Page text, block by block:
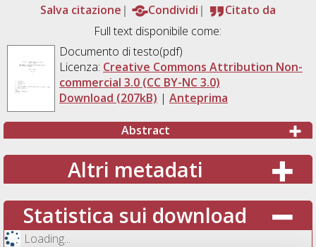
Salva citazione
Condividi
Citato da
Full text disponibile come:
Documento di testo(pdf)
Licenza: Creative Commons Attribution Non-
commercial 3.0 (CC BY-NC 3.0)
Download (207kB) | Anteprima
Abstract
Altri metadati
Statistica sui download
Loading...